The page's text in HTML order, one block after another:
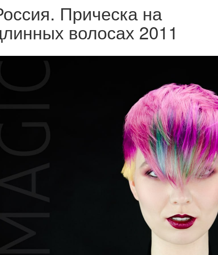
Прическа на
волосах 2011